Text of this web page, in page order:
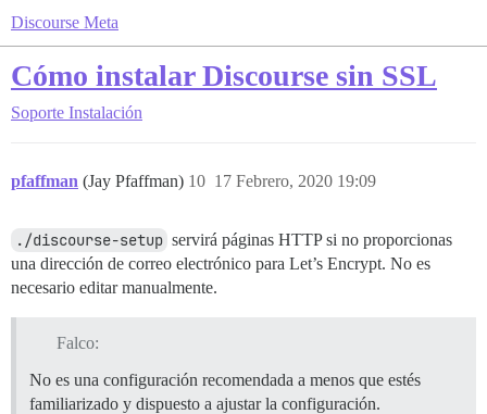
Discourse Meta
Cómo instalar Discourse sin SSL
Soporte Instalación
pfaffman (Jay Pfaffman) 17 Febrero, 2020 19:09
10
./discourse-setup servirá páginas HTTP si no proporcionas
una dirección de correo electrónico para Let’s Encrypt. No es
necesario editar manualmente.
Falco:
No es una configuración recomendada a menos que estés
familiarizado y dispuesto a ajustar la configuración.